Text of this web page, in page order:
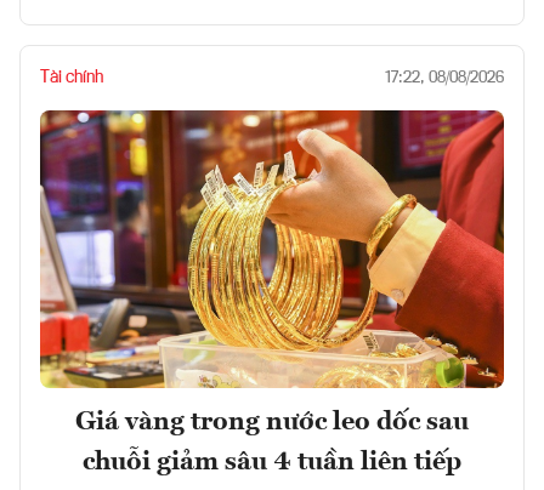
Tài chính 17:22, 08/08/2026
Giá vàng trong nước leo dốc sau
chuỗi giảm sâu 4 tuần liên tiếp